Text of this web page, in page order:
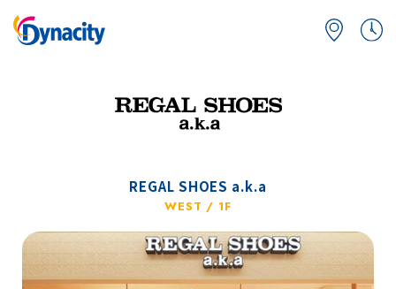
REGAL SHOES a.k.a
WEST / 1F